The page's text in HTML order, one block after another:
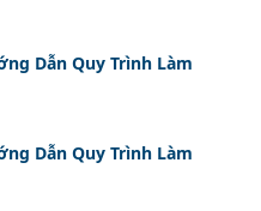
Dẫn Quy Trình Làm
Dẫn Quy Trình Làm